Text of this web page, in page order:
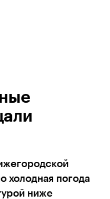
холодная погода
ниже